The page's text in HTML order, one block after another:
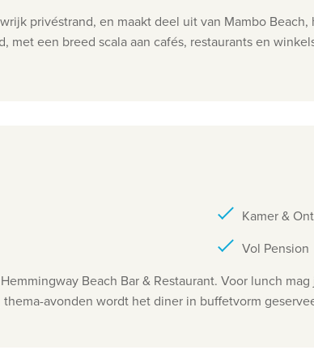
privéstrand, en maakt deel uit van Mambo
met een breed scala aan cafés, restaurants en
Kamer &
Vol Pension
Beach Bar & Restaurant. Voor lunch
avonden wordt het diner in buffetvorm